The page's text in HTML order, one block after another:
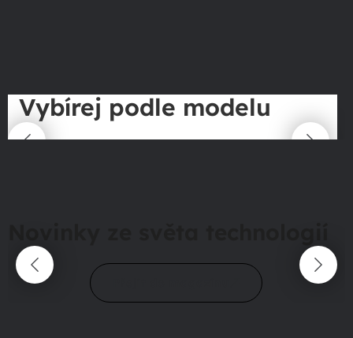
Vybírej podle modelu